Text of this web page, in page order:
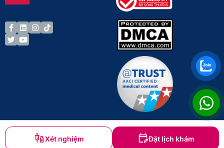
Xét nghiệm Đặt lịch khám
Bản quyền © Docosan 2023